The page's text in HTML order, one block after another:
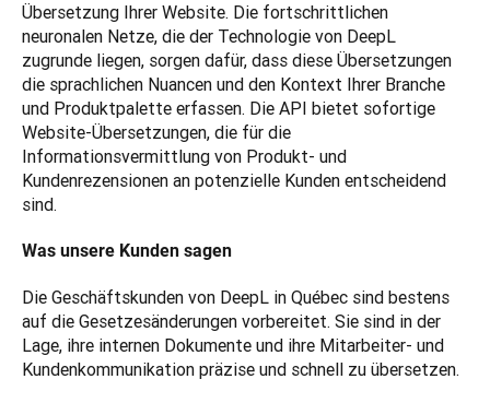
Übersetzung Ihrer Website. Die fortschrittlichen
neuronalen Netze, die der Technologie von DeepL
zugrunde liegen, sorgen dafür, dass diese Übersetzungen
die sprachlichen Nuancen und den Kontext Ihrer Branche
und Produktpalette erfassen. Die API bietet sofortige
Website-Übersetzungen, die für die
Informationsvermittlung von Produkt- und
Kundenrezensionen an potenzielle Kunden entscheidend
sind.
Was unsere Kunden sagen
Die Geschäftskunden von DeepL in Québec sind bestens
auf die Gesetzesänderungen vorbereitet. Sie sind in der
Lage, ihre internen Dokumente und ihre Mitarbeiter- und
Kundenkommunikation präzise und schnell zu übersetzen.